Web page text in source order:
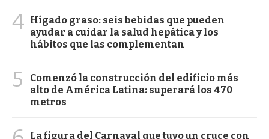
4 Hígado graso: seis bebidas que pueden
ayudar a cuidar la salud hepática y los
hábitos que las complementan
5
Comenzó la construcción del edificio más
alto de América Latina: superará los 470
metros
La figura del Carnaval que tuvo un cruce con